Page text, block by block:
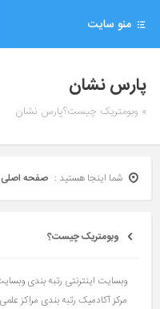
منو سایت
پارس نشان
» وبومتریک چیست؟پارس نشان
شما اینجا هستید : صفحه اصلی
وبومتریک چیست؟